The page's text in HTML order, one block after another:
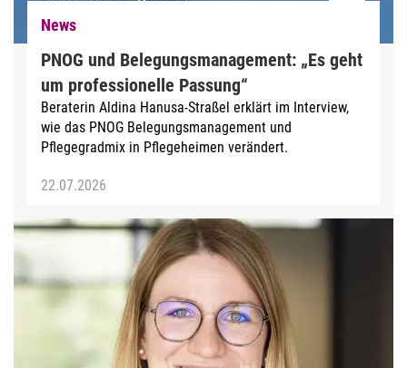
News
PNOG und Belegungsmanagement: „Es geht
um professionelle Passung“
Beraterin Aldina Hanusa-Straßel erklärt im Interview,
wie das PNOG Belegungsmanagement und
Pflegegradmix in Pflegeheimen verändert.
22.07.2026